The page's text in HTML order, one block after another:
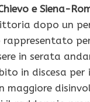
e Siena-
dopo un
rappresentato
in serata
in discesa
maggiore